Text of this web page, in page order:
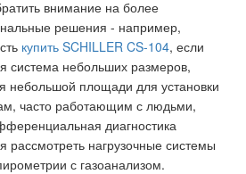
внимание на более
решения - например,
купить SCHILLER CS-104, если
система небольших размеров,
площади для установки
часто работающим с людьми,
диагностика
рассмотреть нагрузочные системы
с газоанализом.